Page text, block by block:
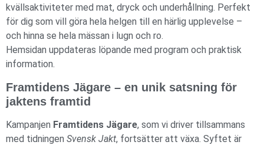
kvällsaktiviteter med mat, dryck och underhållning. Perfekt
för dig som vill göra hela helgen till en härlig upplevelse –
och hinna se hela mässan i lugn och ro.
Hemsidan uppdateras löpande med program och praktisk
information.
Framtidens Jägare – en unik satsning för
jaktens framtid
Kampanjen Framtidens Jägare, som vi driver tillsammans
med tidningen Svensk Jakt, fortsätter att växa. Syftet är